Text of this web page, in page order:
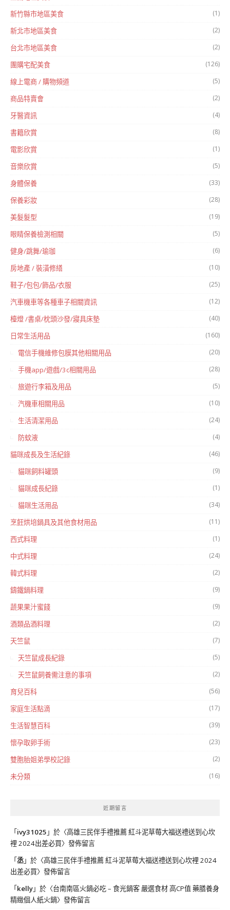
新竹縣市地區美食 (1)
新北市地區美食 (2)
台北市地區美食 (2)
團購宅配美食 (126)
線上電商 / 購物頻道 (5)
商品特賣會 (2)
牙醫資訊 (4)
書籍欣賞 (8)
電影欣賞 (1)
音樂欣賞 (5)
身體保養 (33)
保養彩妝 (28)
美髮髮型 (19)
眼睛保養檢測相關 (5)
健身/跳舞/瑜珈 (6)
房地產 / 裝潢修繕 (10)
鞋子/包包/飾品/衣服 (25)
汽車機車等各種車子相關資訊 (12)
檯燈 /書桌/枕頭沙發/寢具床墊 (40)
日常生活用品 (160)
電信手機維修包膜其他相關用品 (20)
手機app/遊戲/3c相關用品 (28)
旅遊行李箱及用品 (5)
汽機車相關用品 (10)
生活清潔用品 (24)
防蚊液 (4)
貓咪成長及生活紀錄 (46)
貓咪飼料罐頭 (9)
貓咪成長紀錄 (1)
貓咪生活用品 (34)
烹飪烘培鍋具及其他食材用品 (11)
西式料理 (1)
中式料理 (24)
韓式料理 (2)
鑄鐵鍋料理 (9)
蔬果果汁蜜餞 (9)
酒類品酒料理 (2)
天竺鼠 (7)
天竺鼠成長紀錄 (5)
天竺鼠飼養需注意的事項 (2)
育兒百科 (56)
家庭生活點滴 (17)
生活智慧百科 (39)
懷孕取卵手術 (23)
雙胞胎姐弟學校記錄 (2)
未分類 (16)
近期留言
「 ivy31025 」於〈高雄三民伴手禮推薦 紅斗泥草莓大福送禮送到心坎
裡 2024出差必買〉發佈留言
「丞」於〈高雄三民伴手禮推薦 紅斗泥草莓大福送禮送到心坎裡 2024
出差必買〉發佈留言
「 kelly」於〈台南南區火鍋必吃 – 食光鍋客 嚴選食材 高CP值 藥膳養身
精緻個人紙火鍋〉發佈留言